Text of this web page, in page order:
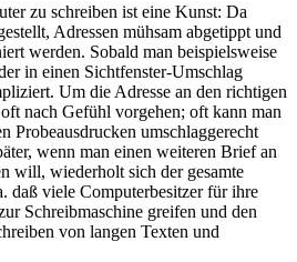
zu schreiben ist eine Kunst: Da
Adressen mühsam abgetippt und
werden. Sobald man beispielsweise
in einen Sichtfenster-Umschlag
Um die Adresse an den richtigen
nach Gefühl vorgehen; oft kann man
Probeausdrucken umschlaggerecht
wenn man einen weiteren Brief an
will, wiederholt sich der gesamte
daß viele Computerbesitzer für ihre
Schreibmaschine greifen und den
von langen Texten und